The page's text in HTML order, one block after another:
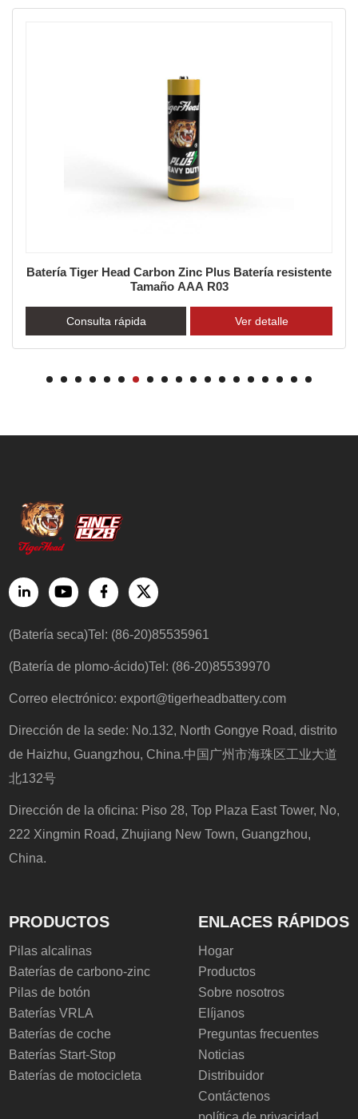
Batería Tiger Head Carbon Zinc Plus Batería resistente
Tamaño AAA R03
Consulta rápida Ver detalle
(Batería seca)Tel: (86-20)85535961
(Batería de plomo-ácido)Tel: (86-20)85539970
Correo electrónico:export@tigerheadbattery.com
Dirección de la sede: No.132, North Gongye Road, distrito
de Haizhu, Guangzhou, China.中国广州市海珠区工业大道
北132号
Dirección de la oficina: Piso 28, Top Plaza East Tower, No,
222 Xingmin Road, Zhujiang New Town, Guangzhou,
China.
PRODUCTOS
Pilas alcalinas
Baterías de carbono-zinc
Pilas de botón
Baterías VRLA
Baterías de coche
Baterías Start-Stop
Baterías de motocicleta
ENLACES RÁPIDOS
Hogar
Productos
Sobre nosotros
Elíjanos
Preguntas frecuentes
Noticias
Distribuidor
Contáctenos